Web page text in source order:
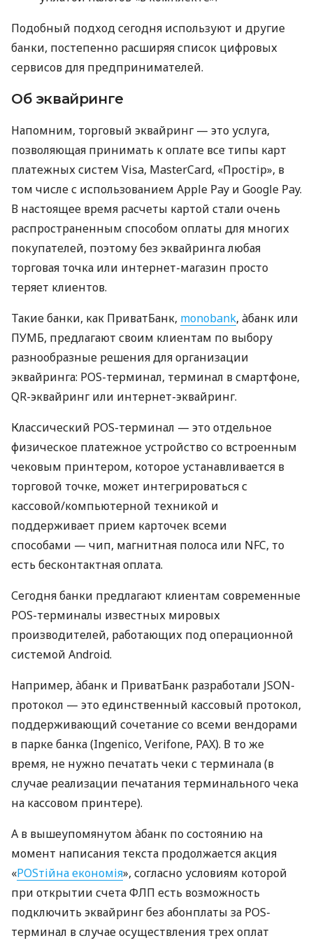
Подобный подход сегодня используют и другие
банки, постепенно расширяя список цифровых
сервисов для предпринимателей.
Об эквайринге
Напомним, торговый эквайринг — это услуга,
позволяющая принимать к оплате все типы карт
платежных систем Visa, MasterCard, «Простір», в
том числе с использованием Apple Pay и Google Pay.
В настоящее время расчеты картой стали очень
распространенным способом оплаты для многих
покупателей, поэтому без эквайринга любая
торговая точка или интернет-магазин просто
теряет клиентов.
Такие банки, как ПриватБанк, monobank, àбанк или
ПУМБ, предлагают своим клиентам по выбору
разнообразные решения для организации
эквайринга: POS-терминал, терминал в смартфоне,
QR-эквайринг или интернет-эквайринг.
Классический POS-терминал — это отдельное
физическое платежное устройство со встроенным
чековым принтером, которое устанавливается в
торговой точке, может интегрироваться с
кассовой/компьютерной техникой и
поддерживает прием карточек всеми
способами — чип, магнитная полоса или NFC, то
есть бесконтактная оплата.
Сегодня банки предлагают клиентам современные
POS-терминалы известных мировых
производителей, работающих под операционной
системой Android.
Например, àбанк и ПриватБанк разработали JSON-
протокол — это единственный кассовый протокол,
поддерживающий сочетание со всеми вендорами
в парке банка (Ingenico, Verifone, PAX). В то же
время, не нужно печатать чеки с терминала (в
случае реализации печатания терминального чека
на кассовом принтере).
А в вышеупомянутом àбанк по состоянию на
момент написания текста продолжается акция
«POSтійна економія», согласно условиям которой
при открытии счета ФЛП есть возможность
подключить эквайринг без абонплаты за POS-
терминал в случае осуществления трех оплат